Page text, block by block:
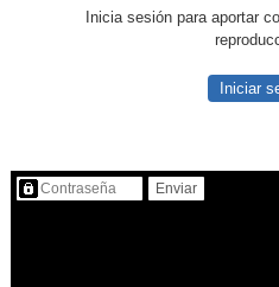
Inicia sesión para aportar
Iniciar
Contenido protegido…